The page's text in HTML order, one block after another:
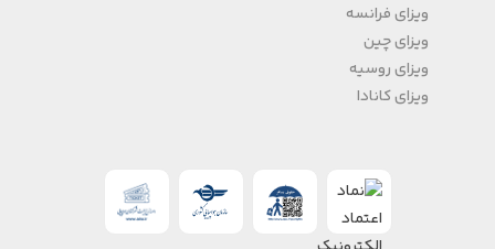
ویزای فرانسه
ویزای چین
ویزای روسیه
ویزای کانادا